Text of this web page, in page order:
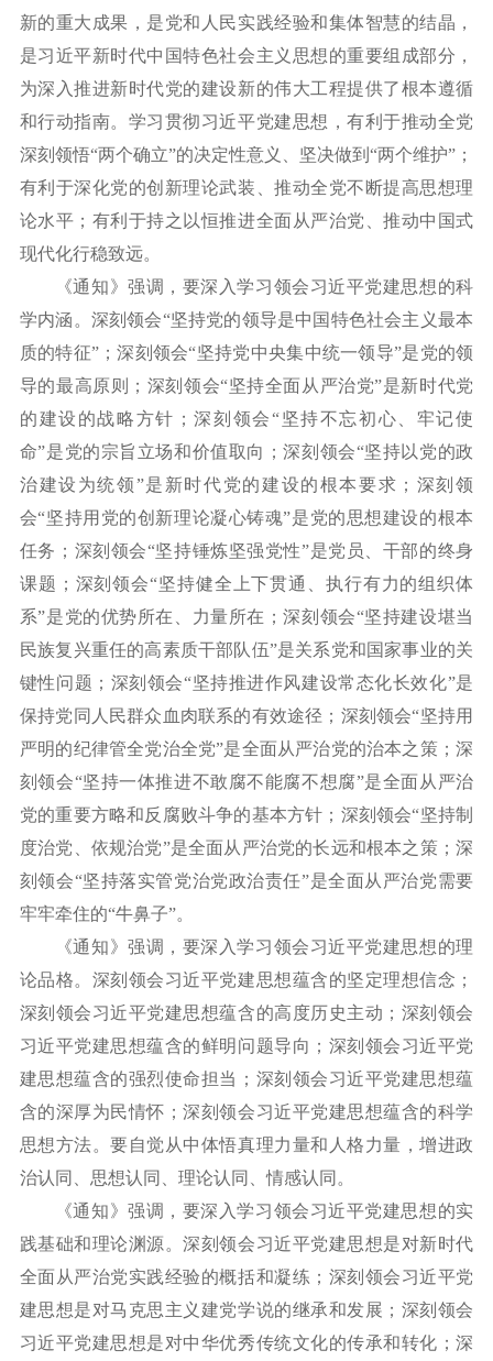
新的重大成果，是党和人民实践经验和集体智慧的结晶，
是习近平新时代中国特色社会主义思想的重要组成部分，
为深入推进新时代党的建设新的伟大工程提供了根本遵循
和行动指南。学习贯彻习近平党建思想，有利于推动全党
深刻领悟“两个确立”的决定性意义、坚决做到“两个维护”；
有利于深化党的创新理论武装、推动全党不断提高思想理
论水平；有利于持之以恒推进全面从严治党、推动中国式
现代化行稳致远。
《通知》强调，要深入学习领会习近平党建思想的科
学内涵。深刻领会“坚持党的领导是中国特色社会主义最本
质的特征”；深刻领会“坚持党中央集中统一领导”是党的领
导的最高原则；深刻领会“坚持全面从严治党”是新时代党
的建设的战略方针；深刻领会“坚持不忘初心、牢记使
命”是党的宗旨立场和价值取向；深刻领会“坚持以党的政
治建设为统领”是新时代党的建设的根本要求；深刻领
会“坚持用党的创新理论凝心铸魂”是党的思想建设的根本
任务；深刻领会“坚持锤炼坚强党性”是党员、干部的终身
课题；深刻领会“坚持健全上下贯通、执行有力的组织体
系”是党的优势所在、力量所在；深刻领会“坚持建设堪当
民族复兴重任的高素质干部队伍”是关系党和国家事业的关
键性问题；深刻领会“坚持推进作风建设常态化长效化”是
保持党同人民群众血肉联系的有效途径；深刻领会“坚持用
严明的纪律管全党治全党”是全面从严治党的治本之策；深
刻领会“坚持一体推进不敢腐不能腐不想腐”是全面从严治
党的重要方略和反腐败斗争的基本方针；深刻领会“坚持制
度治党、依规治党”是全面从严治党的长远和根本之策；深
刻领会“坚持落实管党治党政治责任”是全面从严治党需要
牢牢牵住的“牛鼻子”。
《通知》强调，要深入学习领会习近平党建思想的理
论品格。深刻领会习近平党建思想蕴含的坚定理想信念；
深刻领会习近平党建思想蕴含的高度历史主动；深刻领会
习近平党建思想蕴含的鲜明问题导向；深刻领会习近平党
建思想蕴含的强烈使命担当；深刻领会习近平党建思想蕴
含的深厚为民情怀；深刻领会习近平党建思想蕴含的科学
思想方法。要自觉从中体悟真理力量和人格力量，增进政
治认同、思想认同、理论认同、情感认同。
《通知》强调，要深入学习领会习近平党建思想的实
践基础和理论渊源。深刻领会习近平党建思想是对新时代
全面从严治党实践经验的概括和凝练；深刻领会习近平党
建思想是对马克思主义建党学说的继承和发展；深刻领会
习近平党建思想是对中华优秀传统文化的传承和转化；深